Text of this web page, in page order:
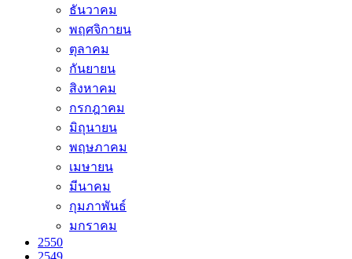
ธันวาคม
พฤศจิกายน
ตุลาคม
กันยายน
สิงหาคม
กรกฎาคม
มิถุนายน
พฤษภาคม
เมษายน
มีนาคม
กุมภาพันธ์
มกราคม
2550
2549